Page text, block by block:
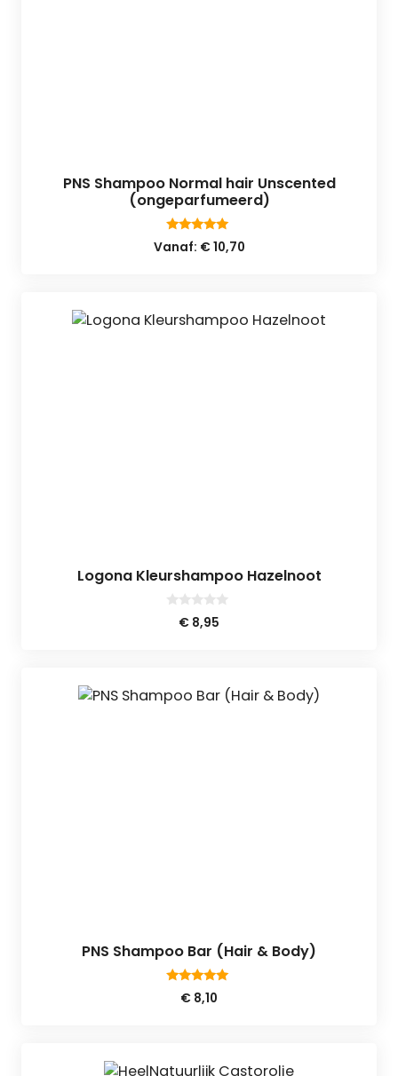
PNS Shampoo Normal hair Unscented
(ongeparfumeerd)
5.00
van 5
Vanaf: €10,70
Logona Kleurshampoo Hazelnoot
€ 8,95
PNS Shampoo Bar (Hair & Body)
5.00
van 5
€ 8,10